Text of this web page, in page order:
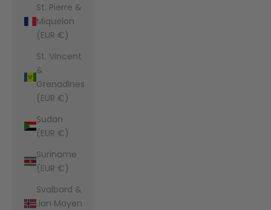
St. Pierre &
Miquelon
(EUR €)
St. Vincent
&
Grenadines
(EUR €)
Sudan
(EUR €)
Suriname
(EUR €)
Svalbard &
Jan Mayen